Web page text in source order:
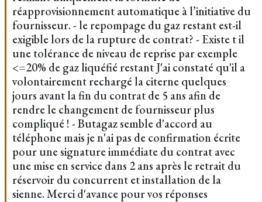
réapprovisionnement automatique à l’initiative du
fournisseur. - le repompage du gaz restant est-il
exigible lors de la rupture de contrat? - Existe t il
une tolérance de niveau de reprise par exemple
<=20% de gaz liquéfié restant J'ai constaté qu'il a
volontairement rechargé la citerne quelques
jours avant la fin du contrat de 5 ans afin de
rendre le changement de fournisseur plus
compliqué ! - Butagaz semble d'accord au
téléphone mais je n'ai pas de confirmation écrite
pour une signature immédiate du contrat avec
une mise en service dans 2 ans après le retrait du
réservoir du concurrent et installation de la
sienne. Merci d'avance pour vos réponses